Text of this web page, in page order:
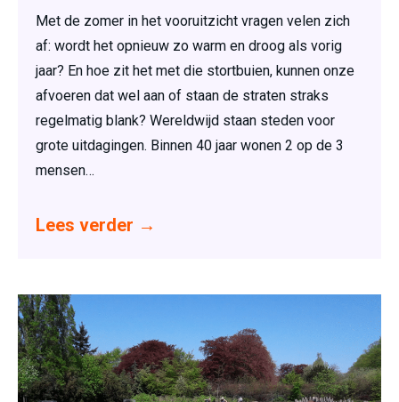
Met de zomer in het vooruitzicht vragen velen zich
af: wordt het opnieuw zo warm en droog als vorig
jaar? En hoe zit het met die stortbuien, kunnen onze
afvoeren dat wel aan of staan de straten straks
regelmatig blank? Wereldwijd staan steden voor
grote uitdagingen. Binnen 40 jaar wonen 2 op de 3
mensen…
Lees verder →